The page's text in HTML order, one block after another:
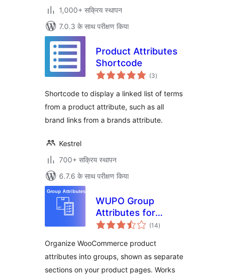
1,000+ सक्रिय स्थापन
7.0.3 के साथ परीक्षण किया
Product Attributes
Shortcode
(3कुल
दर)
Shortcode to display a linked list of terms
from a product attribute, such as all
brand links from a brands attribute.
Kestrel
700+ सक्रिय स्थापन
6.7.6 के साथ परीक्षण किया
WUPO Group
Attributes for
WooCommerce
(14कुल
दर)
Organize WooCommerce product
attributes into groups, shown as separate
sections on your product pages. Works